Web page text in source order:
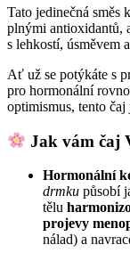
Tato jedinečná směs
plnými antioxidantů,
s lehkostí, úsměvem
Ať už se potýkáte s
pro hormonální
optimismus, tento čaj
Jak vám čaj
Hormonální
drmku působí
tělu
projevy
nálad) a